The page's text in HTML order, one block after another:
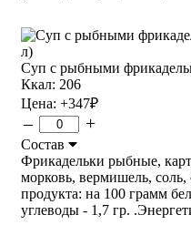
Суп с рыбными
Ккал: 206
Цена: +347₽
– +
Состав
Фрикадельки рыбные,
морковь, вермишель,
продукта: на 100 грамм
углеводы - 1,7 гр.